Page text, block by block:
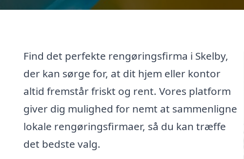
Find det perfekte rengøringsfirma i Skelby,
der kan sørge for, at dit hjem eller kontor
altid fremstår friskt og rent. Vores platform
giver dig mulighed for nemt at sammenligne
lokale rengøringsfirmaer, så du kan træffe
det bedste valg.